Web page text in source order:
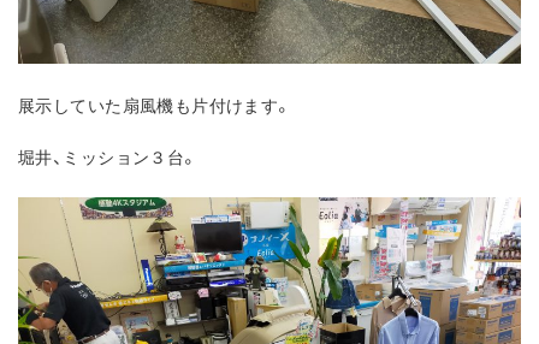
展示していた扇風機も片付けます。
堀井、ミッション３台。